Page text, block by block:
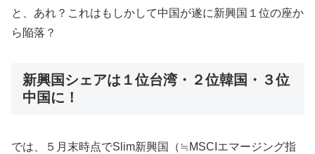
と、あれ？これはもしかして中国が遂に新興国１位の座か
ら陥落？
新興国シェアは１位台湾・２位韓国・３位
中国に！
では、５月末時点でSlim新興国（≒MSCIエマージング指